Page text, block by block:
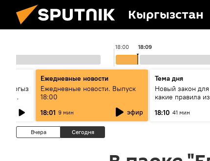
Кыргызстан
18:00 18:09
кыргыз
Ежедневные новости
Ежедневные новости. Выпуск
18:00
18:01 9 мин эфир
Тема дня
Новый закон
какие правила
18:10 41 мин
Вчера Сегодня